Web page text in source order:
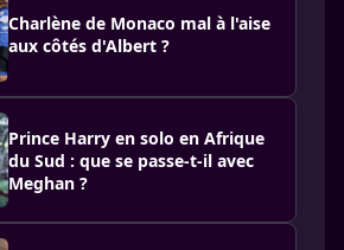
Charlène de Monaco mal à l'aise
aux côtés d'Albert ?
Prince Harry en solo en Afrique
du Sud : que se passe-t-il avec
Meghan ?